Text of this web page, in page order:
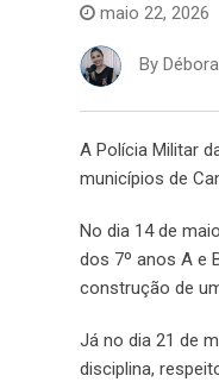
maio 22, 2026
By
A Polícia Militar
municípios de
No dia 14 de
dos 7º anos A e
construção de
Já no dia 21 de
disciplina,